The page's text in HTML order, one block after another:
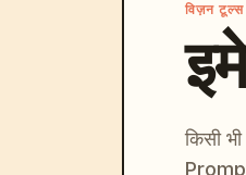
विज़न टूल्स
किसी